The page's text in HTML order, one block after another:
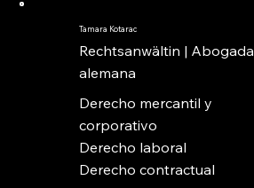
Tamara Kotarac
Rechtsanwältin | Abogada
alemana
Derecho mercantil y
corporativo
Derecho laboral
Derecho contractual